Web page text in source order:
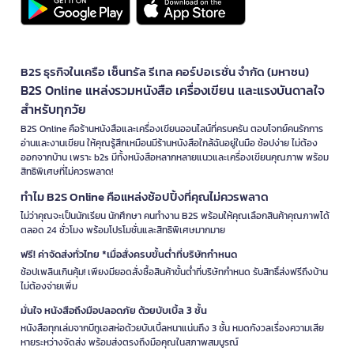
B2S ธุรกิจในเครือ เซ็นทรัล รีเทล คอร์ปอเรชั่น จำกัด (มหาชน)
B2S Online แหล่งรวมหนังสือ เครื่องเขียน และแรงบันดาลใจ
สำหรับทุกวัย
B2S Online คือร้านหนังสือและเครื่องเขียนออนไลน์ที่ครบครัน ตอบโจทย์คนรักการ
อ่านและงานเขียน ให้คุณรู้สึกเหมือนมีร้านหนังสือใกล้ฉันอยู่ในมือ ช้อปง่าย ไม่ต้อง
ออกจากบ้าน เพราะ b2s มีทั้งหนังสือหลากหลายแนวและเครื่องเขียนคุณภาพ พร้อม
สิทธิพิเศษที่ไม่ควรพลาด!
ทำไม B2S Online คือแหล่งช้อปปิ้งที่คุณไม่ควรพลาด
ไม่ว่าคุณจะเป็นนักเรียน นักศึกษา คนทำงาน B2S พร้อมให้คุณเลือกสินค้าคุณภาพได้
ตลอด 24 ชั่วโมง พร้อมโปรโมชั่นและสิทธิพิเศษมากมาย
ฟรี! ค่าจัดส่งทั่วไทย *เมื่อสั่งครบขั้นต่ำที่บริษัทกำหนด
ช้อปเพลินเกินคุ้ม! เพียงมียอดสั่งซื้อสินค้าขั้นต่ำที่บริษัทกำหนด รับสิทธิ์ส่งฟรีถึงบ้าน
ไม่ต้องจ่ายเพิ่ม
มั่นใจ หนังสือถึงมือปลอดภัย ด้วยบับเบิ้ล 3 ชั้น
หนังสือทุกเล่มจากบีทูเอสห่อด้วยบับเบิ้ลหนาแน่นถึง 3 ชั้น หมดกังวลเรื่องความเสีย
หายระหว่างจัดส่ง พร้อมส่งตรงถึงมือคุณในสภาพสมบูรณ์